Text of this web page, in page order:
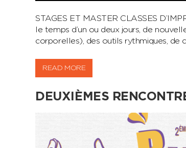
STAGES ET MASTER CLASSES
le temps d’un ou deux jours, de
corporelles), des outils rythmiques, de
READ MORE
DEUXIÈMES